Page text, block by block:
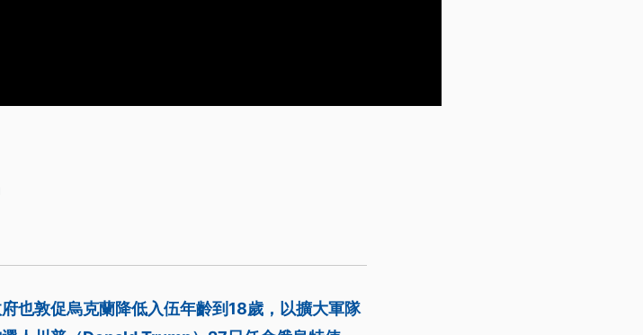
也敦促烏克蘭降低入伍年齡到18歲，以擴大軍隊